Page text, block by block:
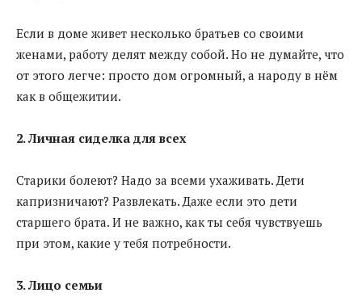
Если в доме живет несколько братьев со своими
женами, работу делят между собой. Но не думайте, что
от этого легче: просто дом огромный, а народу в нём
как в общежитии.
2. Личная сиделка для всех
Старики болеют? Надо за всеми ухаживать. Дети
капризничают? Развлекать. Даже если это дети
старшего брата. И не важно, как ты себя чувствуешь
при этом, какие у тебя потребности.
3. Лицо семьи